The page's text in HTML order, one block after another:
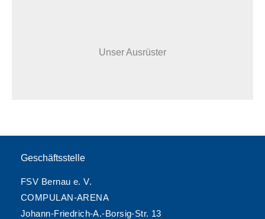
Unser Ausrüster
Geschäftsstelle
FSV Bernau e. V.
COMPULAN-ARENA
Johann-Friedrich-A.-Borsig-Str. 13